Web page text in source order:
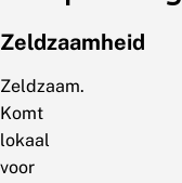
Zeldzaamheid
Zeldzaam.
Komt
lokaal
voor